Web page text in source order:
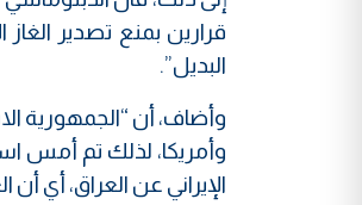
قرارين بمنع تصدير
البديل”.
وأضاف، أن “الجمهورية
وأمريكا، لذلك تم أمس
الإيراني عن العراق، أي